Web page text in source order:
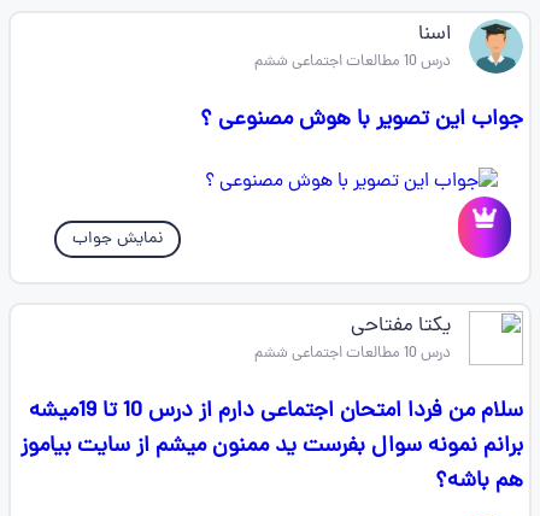
اسنا
درس 10 مطالعات اجتماعی ششم
جواب این تصویر با هوش مصنوعی ؟
نمایش جواب
یکتا مفتاحی
درس 10 مطالعات اجتماعی ششم
سلام من فردا امتحان اجتماعی دارم از درس 10 تا 19میشه
برانم نمونه سوال بفرست ید ممنون میشم از سایت بیاموز
هم باشه؟